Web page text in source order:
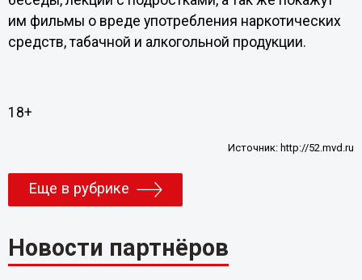
им фильмы о вреде употребления наркотических
средств, табачной и алкогольной продукции.
18+
Источник: http://52.mvd.ru
Еще в рубрике
Новости партнёров